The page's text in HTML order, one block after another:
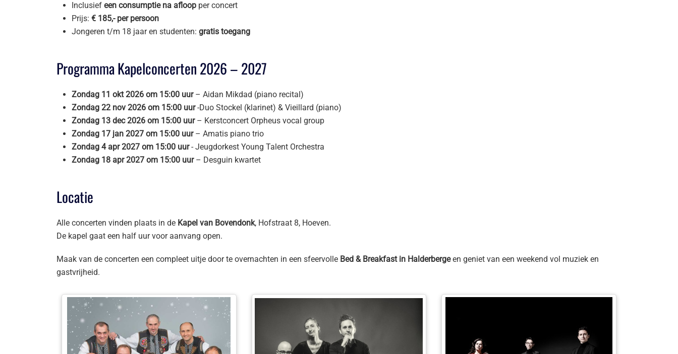
Inclusief een consumptie na afloop per concert
Prijs: € 185,- per persoon
Jongeren t/m 18 jaar en studenten: gratis toegang
Programma Kapelconcerten 2026 – 2027
Zondag 11 okt 2026 om 15:00 uur– Aidan Mikdad (piano recital)
Zondag 22 nov 2026 om 15:00 uur-Duo Stockel (klarinet) & Vieillard (piano)
Zondag 13 dec 2026 om 15:00 uur– Kerstconcert Orpheus vocal group
Zondag 17 jan 2027 om 15:00 uur– Amatis piano trio
Zondag 4 apr 2027 om 15:00 uur- Jeugdorkest Young Talent Orchestra
Zondag 18 apr 2027 om 15:00 uur– Desguin kwartet
Locatie
Alle concerten vinden plaats in de Kapel van Bovendonk, Hofstraat 8, Hoeven.
De kapel gaat een half uur voor aanvang open.
Maak van de concerten een compleet uitje door te overnachten in een sfeervolle Bed & Breakfast in Halderbergeen geniet van een weekend vol muziek en
gastvrijheid.